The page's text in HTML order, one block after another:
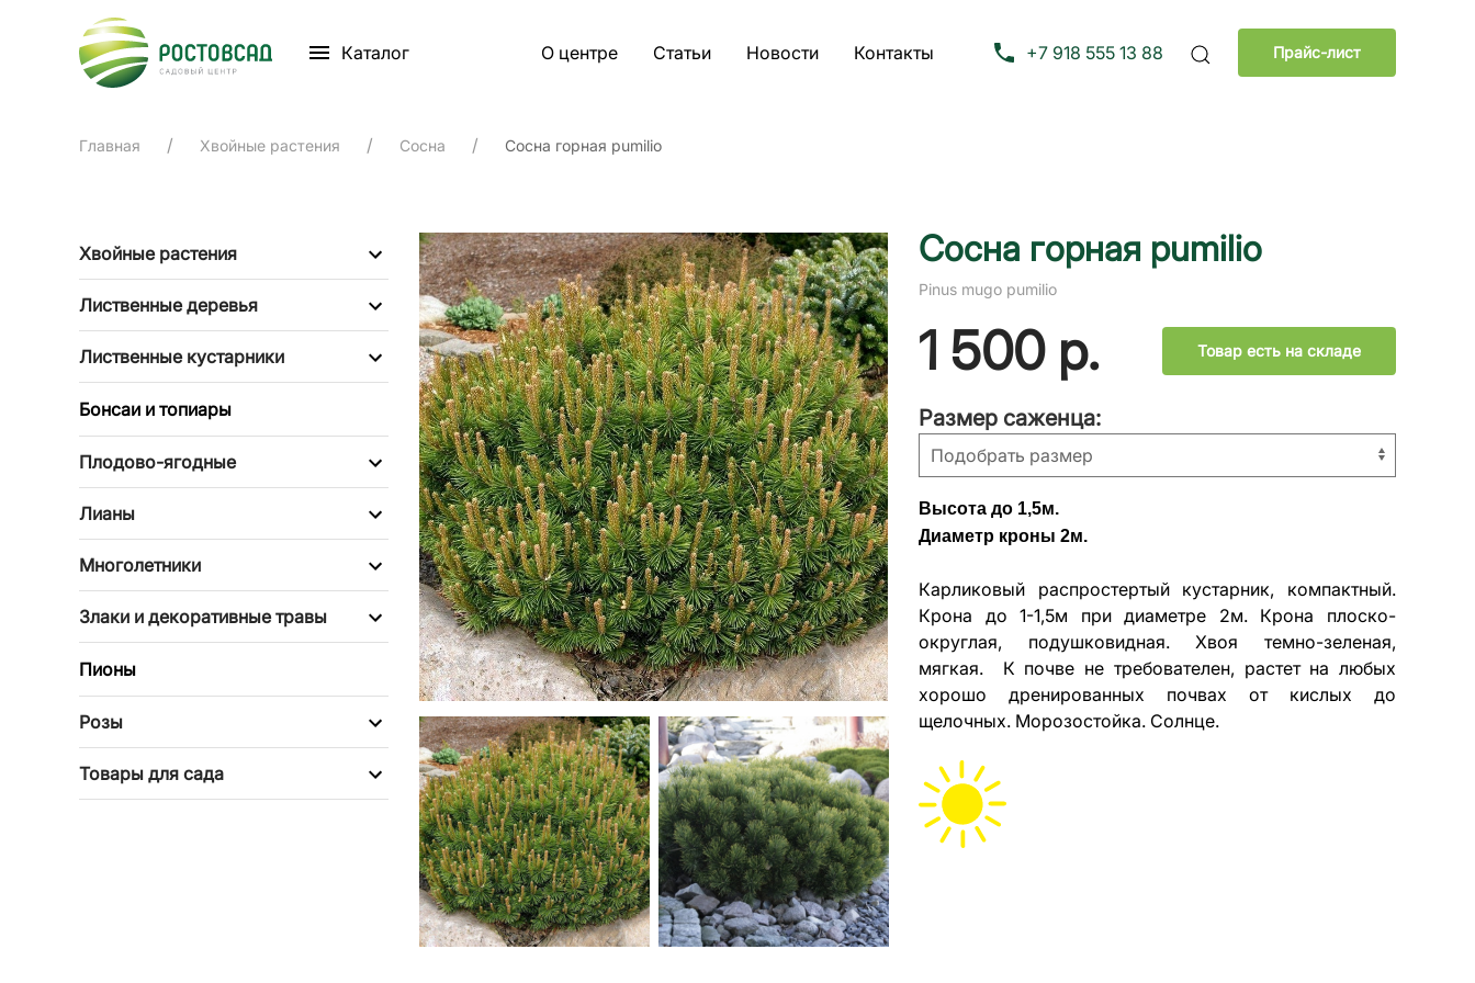
Каталог О центре Статьи Новости Контакты +7 918 555 13 88 Прайс-лист
Главная Хвойные растения Сосна Сосна горная pumilio
Хвойные растения
Лиственные деревья
Лиственные кустарники
Бонсаи и топиары
Плодово-ягодные
Лианы
Многолетники
Злаки и декоративные травы
Пионы
Розы
Товары для сада
Сосна горная pumilio
Pinus mugo pumilio
1 500р. Товар есть на складе
Размер саженца:
Высота до 1,5м.
Диаметр кроны 2м.
Карликовый распростертый кустарник, компактный.
Крона до 1-1,5м при диаметре 2м. Крона плоско-
округлая, подушковидная. Хвоя темно-зеленая,
мягкая. К почве не требователен, растет на любых
хорошо дренированных почвах от кислых до
щелочных. Морозостойка. Солнце.